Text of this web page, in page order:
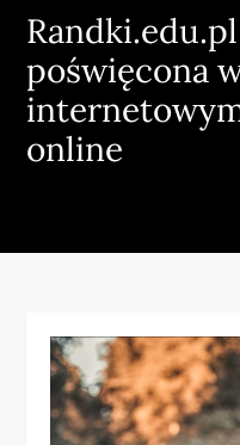
Skip
content
poświęcona
online